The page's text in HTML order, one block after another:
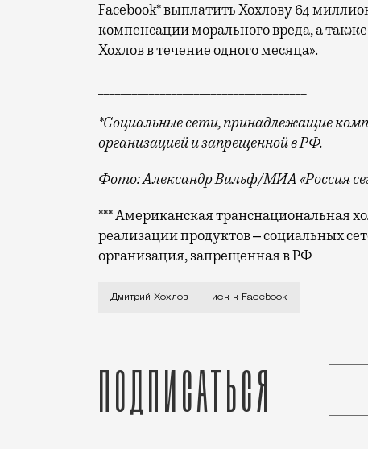
Facebook* выплатить Хохлову 64
компенсации морального вреда, а
Хохлов в течение одного месяца».
*Социальные сети, принадлежащие
организацией и запрещенной в РФ.
Фото: Александр Вильф/МИА «Россия
*** Американская транснациональная
реализации продуктов ‒ социальных
организация, запрещенная в РФ
Дмитрий Хохлов иск к Facebook
Подписаться